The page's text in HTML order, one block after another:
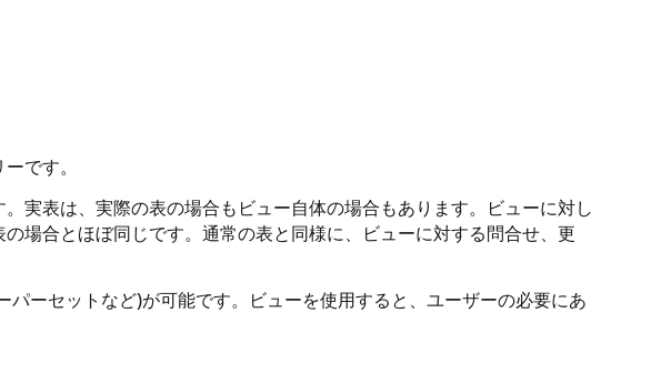
です。
。実表は、実際の表の場合もビュー自体の場合もあります。ビューに対し
場合とほぼ同じです。通常の表と同様に、ビューに対する問合せ、更
ーセットなど)が可能です。ビューを使用すると、ユーザーの必要にあ